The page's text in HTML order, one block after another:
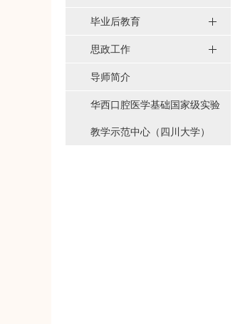
毕业后教育
思政工作
导师简介
华西口腔医学基础国家级实验
教学示范中心（四川大学）